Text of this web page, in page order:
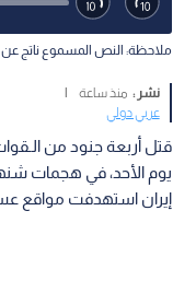
ملاحظة: النص المسموع ناتج عن
نشر : منذ ساعة
|
عربي دولي
يوم الأحد، في هجمات
إيران استهدفت مواقع